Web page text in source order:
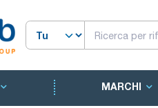
MARCHI